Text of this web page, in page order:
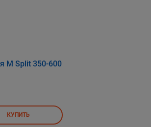
M Split 350-600
КУПИТЬ